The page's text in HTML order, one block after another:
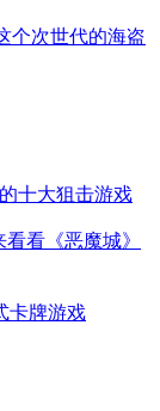
个次世代的海盗
十大狙击游戏
看《恶魔城》
卡牌游戏